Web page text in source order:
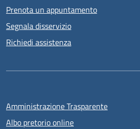
Prenota un appuntamento
Segnala disservizio
Richiedi assistenza
Amministrazione Trasparente
Albo pretorio online